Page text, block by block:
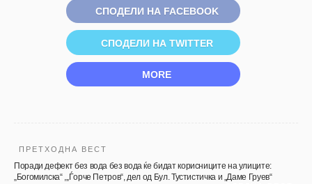
СПОДЕЛИ НА FACEBOOK
СПОДЕЛИ НА TWITTER
MORE
ПРЕТХОДНА ВЕСТ
Поради дефект без вода без вода ќе бидат корисниците на улиците:
„Богомилска“ ,„Ѓорче Петров“, дел од Бул. Тустистичка и „Даме Груев“